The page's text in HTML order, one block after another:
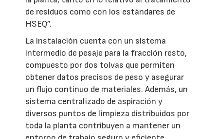
de residuos como con los estándares de
HSEQ”.
La instalación cuenta con un sistema
intermedio de pesaje para la fracción resto,
compuesto por dos tolvas que permiten
obtener datos precisos de peso y asegurar
un flujo continuo de materiales. Además, un
sistema centralizado de aspiración y
diversos puntos de limpieza distribuidos por
toda la planta contribuyen a mantener un